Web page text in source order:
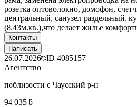
розетка оптоволокно, домофон,
центральный, санузел раздельный,
(8.43м.кв.),что делает жилье
Контакты
Написать
26.07.2026 ID 4085157
Агентство
поблизости с Чаусский р-н
94 035 ƃ